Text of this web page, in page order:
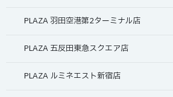
PLAZA 羽田空港第2ターミナル店
PLAZA 五反田東急スクエア店
PLAZA ルミネエスト新宿店